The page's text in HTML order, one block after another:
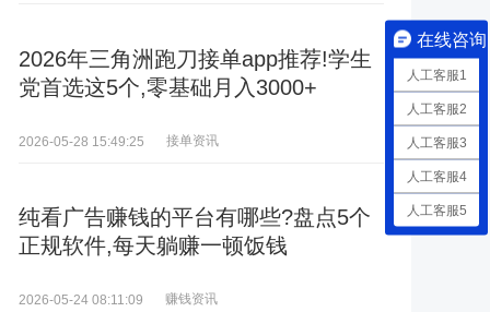
2026年三角洲跑刀接单app推荐!学生
党首选这5个,零基础月入3000+
2026-05-28 15:49:25 接单资讯
纯看广告赚钱的平台有哪些?盘点5个
正规软件,每天躺赚一顿饭钱
2026-05-24 08:11:09 赚钱资讯
在线咨询
人工客服1
人工客服2
人工客服3
人工客服4
人工客服5